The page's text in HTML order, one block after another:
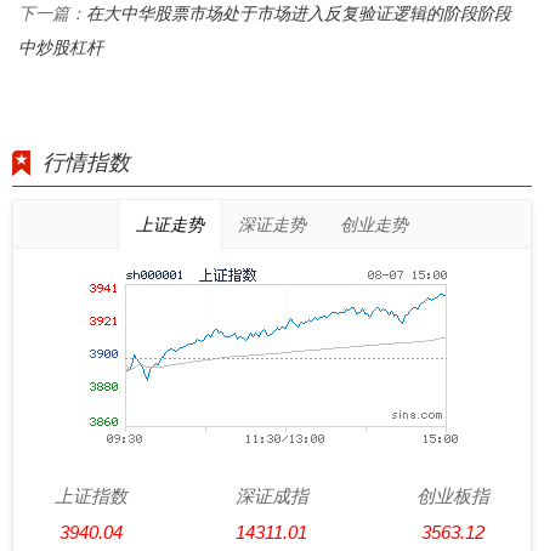
下一篇： 在大中华股票市场处于市场进入反复验证逻辑的阶段阶段
中炒股杠杆
行情指数
上证走势 深证走势 创业走势
上证指数
3940.04
深证成指
14311.01
创业板指
3563.12